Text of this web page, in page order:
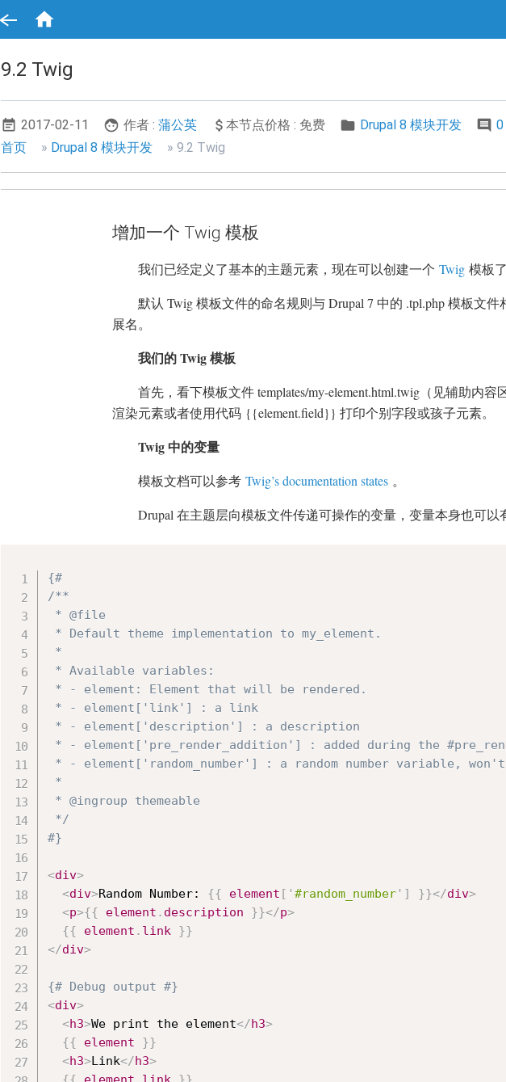

9.2 Twig
2017-02-11 作者 : 蒲公英 本节点价格 : 免费 Drupal 8 模块开发 0
面
包
首页 Drupal 8 模块开发 9.2 Twig
增加一个 Twig 模板
我们已经定义了基本的主题元素，现在可以创建一个 Twig 模板
默认 Twig 模板文件的命名规则与 Drupal 7 中的 .tpl.php 模板文
展名。
我们的 Twig 模板
首先，看下模板文件 templates/my-element.html.twig（见辅助内
渲染元素或者使用代码 {{element.field}} 打印个别字段或孩子元素。
Twig 中的变量
模板文档可以参考 Twig’s documentation states 。
Drupal 在主题层向模板文件传递可操作的变量，变量本身也可以
{#
/**
* @file
* Default theme implementation to my_element.
*
* Available variables:
* - element: Element that will be rendered.
* - element['link'] : a link
* - element['description'] : a description
* - element['pre_render_addition'] : added during the
* - element['random_number'] : a random number variable,
*
* @ingroup themeable
*/
#}
<div>
<div>Random Number: {{ element [ '#random_number ' ] }}</div>
<p>{{ element . description }}</p>
{{
element . link }}
</div>
{# Debug output #}
<div>
<h3>We print the element</h3>
{{
element
}}
<h3>Link</h3>